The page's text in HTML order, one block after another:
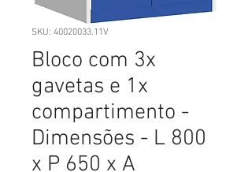
SKU: 40020033.11V
Bloco com 3x
gavetas e 1x
compartimento -
Dimensões - L 800
x P 650 x A